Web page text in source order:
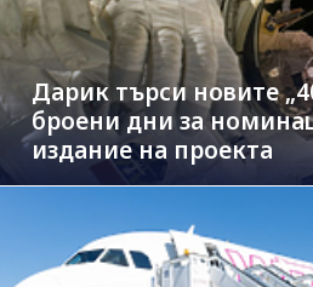
Дарик търси новите
броени дни за
издание на проекта